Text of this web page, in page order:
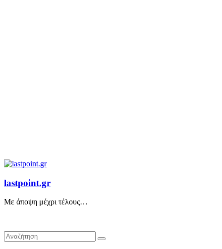
lastpoint.gr
Με άποψη μέχρι τέλους…